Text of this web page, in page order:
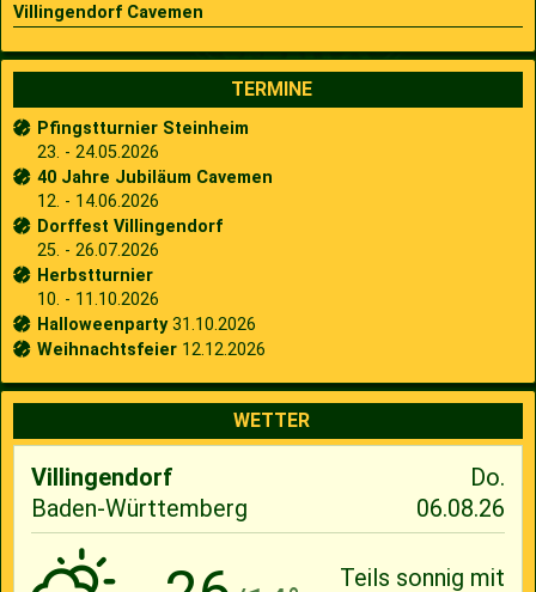
Villingendorf Cavemen
TERMINE
Pfingstturnier Steinheim
23. - 24.05.2026
40 Jahre Jubiläum Cavemen
12. - 14.06.2026
Dorffest Villingendorf
25. - 26.07.2026
Herbstturnier
10. - 11.10.2026
Halloweenparty31.10.2026
Weihnachtsfeier 12.12.2026
WETTER